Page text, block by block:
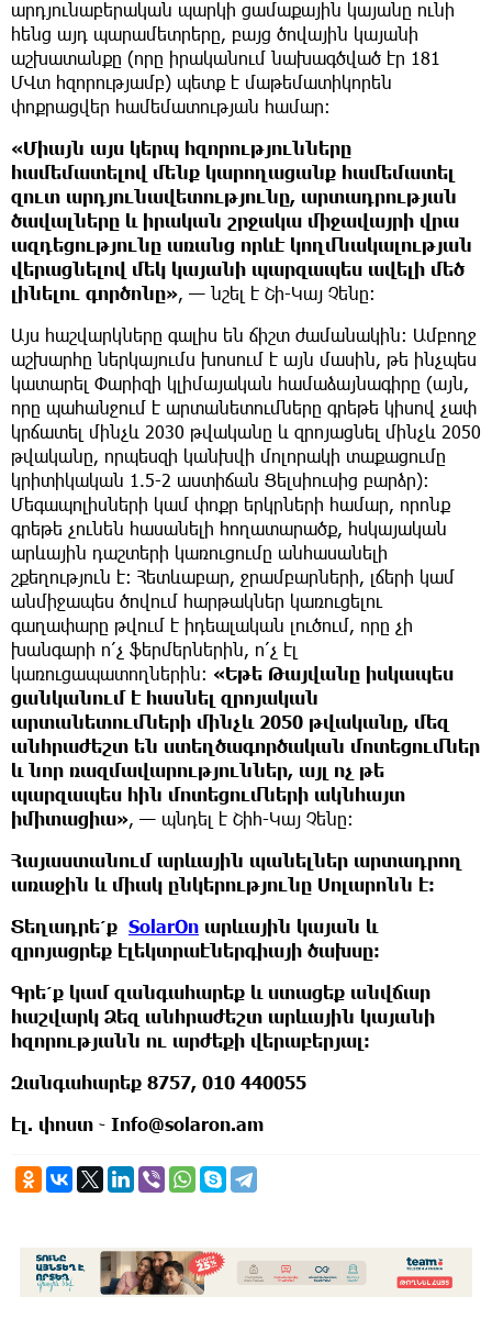
արդյունաբերական պարկի ցամաքային կայանը ունի
հենց այդ պարամետրերը, բայց ծովային կայանի
աշխատանքը (որը իրականում նախագծված էր 181
ՄՎտ հզորությամբ) պետք է մաթեմատիկորեն
փոքրացվեր համեմատության համար։
«Միայն այս կերպ հզորությունները
համեմատելով մենք կարողացանք համեմատել
զուտ արդյունավետությունը, արտադրության
ծավալները և իրական շրջակա միջավայրի վրա
ազդեցությունը առանց որևէ կողմնակալության
վերացնելով մեկ կայանի պարզապես ավելի մեծ
լինելու գործոնը» , — նշել է Շի-Կայ Չենը։
Այս հաշվարկները գալիս են ճիշտ ժամանակին։ Ամբողջ
աշխարհը ներկայումս խոսում է այն մասին, թե ինչպես
կատարել Փարիզի կլիմայական համաձայնագիրը (այն,
որը պահանջում է արտանետումները գրեթե կիսով չափ
կրճատել մինչև 2030 թվականը և զրոյացնել մինչև 2050
թվականը, որպեսզի կանխվի մոլորակի տաքացումը
կրիտիկական 1.5-2 աստիճան Ցելսիուսից բարձր)։
Մեգապոլիսների կամ փոքր երկրների համար, որոնք
գրեթե չունեն հասանելի հողատարածք, հսկայական
արևային դաշտերի կառուցումը անհասանելի
շքեղություն է։ Հետևաբար, ջրամբարների, լճերի կամ
անմիջապես ծովում հարթակներ կառուցելու
գաղափարը թվում է իդեալական լուծում, որը չի
խանգարի ո՛չ ֆերմերներին, ո՛չ էլ
կառուցապատողներին։ «Եթե Թայվանը իսկապես
ցանկանում է հասնել զրոյական
արտանետումների մինչև 2050 թվականը, մեզ
անհրաժեշտ են ստեղծագործական մոտեցումներ
և նոր ռազմավարություններ, այլ ոչ թե
պարզապես հին մոտեցումների ակնհայտ
իմիտացիա» , — պնդել է Շիհ-Կայ Չենը։
Հայաստանում արևային պանելներ արտադրող
առաջին և միակ ընկերությունը Սոլարոնն է։
Տեղադրե՛ք SolarOn արևային կայան և
զրոյացրեք էլեկտրաէներգիայի ծախսը։
Գրե՛ք կամ զանգահարեք և ստացեք անվճար
հաշվարկ Ձեզ անհրաժեշտ արևային կայանի
հզորությանն ու արժեքի վերաբերյալ։
Զանգահարեք 8757, 010 440055
էլ. փոստ ֊ Info@solaron.am